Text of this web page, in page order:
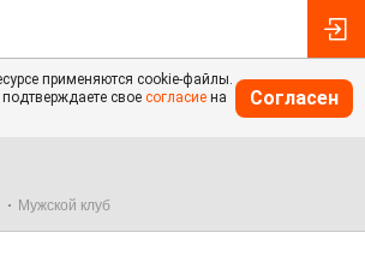
применяются cookie-файлы.
свое согласие на
Согласен
Мужской клуб